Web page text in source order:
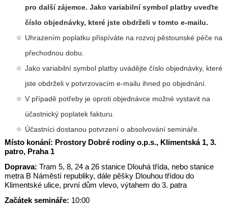
pro další zájemce. Jako variabilní symbol platby uveďte
číslo objednávky, které jste obdrželi v tomto e-mailu.
Uhrazením poplatku přispíváte na rozvoj pěstounské péče na
přechodnou dobu.
Jako variabilní symbol platby uvádějte číslo objednávky, které
jste obdrželi v potvrzovacím e-mailu ihned po objednání.
V případě potřeby je oproti objednávce možné vystavit na
účastnický poplatek fakturu.
Účastníci dostanou potvrzení o absolvování semináře.
Místo konání: Prostory Dobré rodiny o.p.s., Klimentská 1, 3.
patro, Praha 1
Doprava: Tram 5, 8, 24 a 26 stanice Dlouhá třída, nebo stanice
metra B Náměstí republiky, dále pěšky Dlouhou třídou do
Klimentské ulice, první dům vlevo, výtahem do 3. patra
Začátek semináře: 10:00